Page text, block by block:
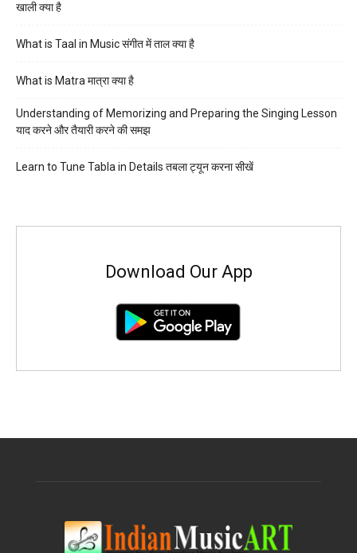
खाली क्या है
What is Taal in Music संगीत में ताल क्या है
What is Matra मात्रा क्या है
Understanding of Memorizing and Preparing the Singing Lesson
याद करने और तैयारी करने की समझ
Learn to Tune Tabla in Details तबला ट्यून करना सीखें
Download Our App